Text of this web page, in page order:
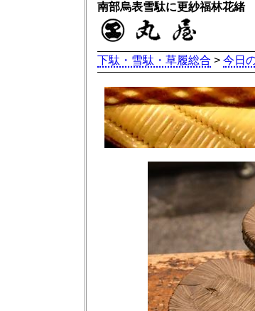
南部烏表雪駄に更紗福林花
下駄・雪駄・草履総合 > 今日